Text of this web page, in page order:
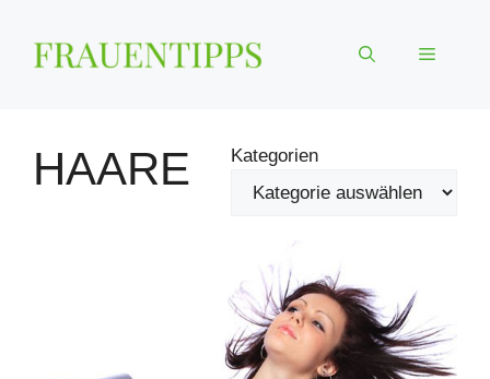
Inhalt
springen
Menü
HAARE Kategorien